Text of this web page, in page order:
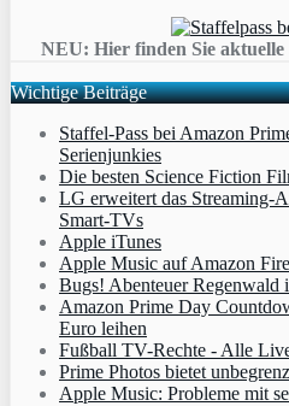
NEU: Hier finden Sie aktuelle
Wichtige Beiträge
Staffel-Pass bei Amazon
Serienjunkies
Die besten Science Fiction
LG erweitert das Streaming-
Smart-TVs
Apple iTunes
Apple Music auf Amazon
Bugs! Abenteuer
Amazon Prime Day
Euro leihen
Fußball TV-Rechte - Alle
Prime Photos bietet
Apple Music: Probleme mit